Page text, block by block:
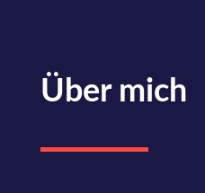
Über mich